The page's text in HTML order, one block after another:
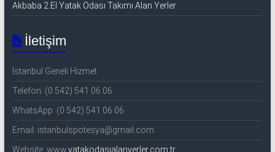
Akbaba 2.El Yatak Odası Takımı Alan Yerler
İletişim
İstanbul Geneli Hizmet
Telefon: (0 542) 541 06 06
WhatsApp: (0 542) 541 06 06
Email: istanbulspotesya@gmail.com
Website: www.yatakodasialanyerler.com.tr